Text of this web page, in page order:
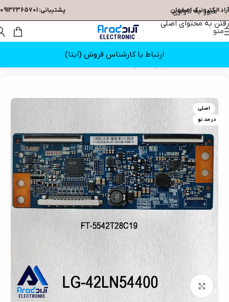
عبور به ناوبری
رفتن به محتوای اصلی
آراد الکترونیک اصفهان پشتیبانی: 09132365701
منو
ارتباط با کارشناس فروش (ایتا)
اصلی
در حد نو
بزرگنمایی تصویر